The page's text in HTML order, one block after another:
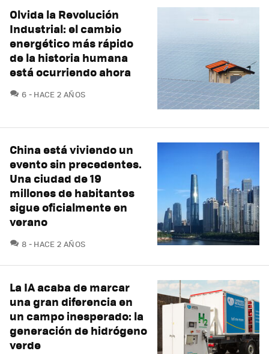
Olvida la Revolución
Industrial: el cambio
energético más rápido
de la historia humana
está ocurriendo ahora
6 COMENTARIOS
HACE 2 AÑOS
China está viviendo un
evento sin precedentes.
Una ciudad de 19
millones de habitantes
sigue oficialmente en
verano
8 COMENTARIOS
HACE 2 AÑOS
La IA acaba de marcar
una gran diferencia en
un campo inesperado: la
generación de hidrógeno
verde